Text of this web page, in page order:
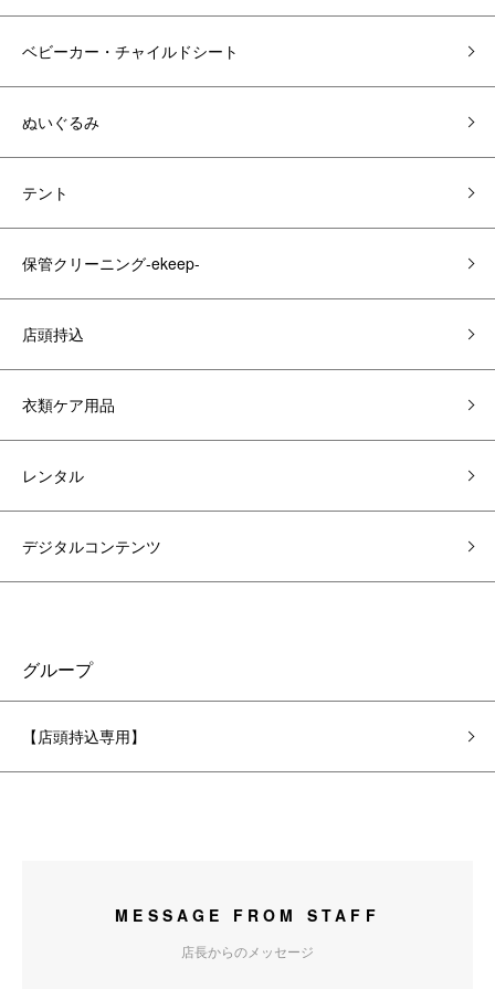
ベビーカー・チャイルドシート
ぬいぐるみ
テント
保管クリーニング-ekeep-
店頭持込
衣類ケア用品
レンタル
デジタルコンテンツ
グループ
【店頭持込専用】
MESSAGE FROM STAFF
店長からのメッセージ